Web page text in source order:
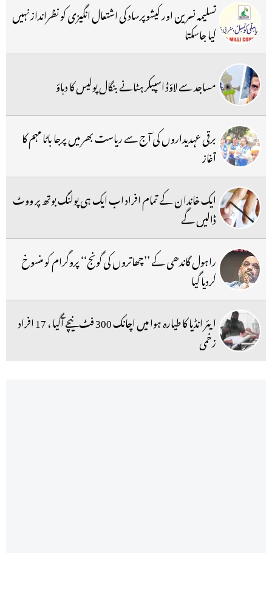
تسلیمہ نسرین اور کیشوپرساد کی اشتعال انگیزی کو نظرانداز نہیں
کیا جاسکتا
مساجد سے لاؤڈ اسپیکر ہٹانے بنگال پولیس کا دباؤ
برقی عہدیداروں کی آج سے ریاست بھر میں پرجا باٹا مہم کا
آغاز
ایک خاندان کے تمام افراد اب ایک ہی پولنگ بوتھ پر ووٹ
ڈالیں گے
راہول گاندھی کے ’’چھاتروں کی گونج‘‘ پروگرام کو منسوخ
کردیا گیا
ایئر انڈیا کا طیارہ ہوا میں اچانک 300 فٹ نیچے آگیا ، 17 افراد
زخمی